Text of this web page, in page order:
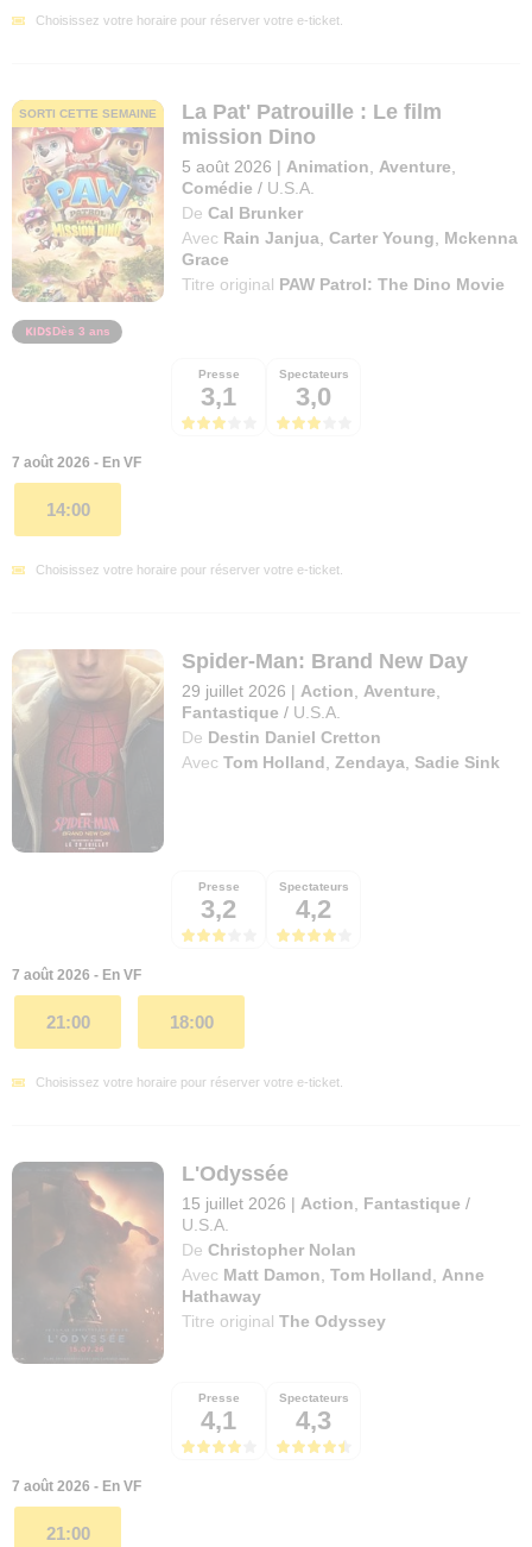
Choisissez votre horaire pour réserver votre e-ticket.
SORTI CETTE SEMAINE
La Pat' Patrouille : Le film
mission Dino
5 août 2026 | Animation Aventure
Comédie / U.S.A.
De Cal Brunker
Avec Rain Janjua ,Carter Young
Mckenna
Grace
Titre original PAW Patrol: The Dino Movie
Dès 3 ans
Presse
3,1
Spectateurs
3,0
7 août 2026 - En VF
14:00
Choisissez votre horaire pour réserver votre e-ticket.
Spider-Man: Brand New Day
29 juillet 2026 | Action Aventure
Fantastique / U.S.A.
De Destin Daniel Cretton
Avec Tom Holland ,Zendaya ,Sadie Sink
Presse
3,2
Spectateurs
4,2
7 août 2026 - En VF
21:00 18:00
Choisissez votre horaire pour réserver votre e-ticket.
L'Odyssée
15 juillet 2026 | Action Fantastique /
U.S.A.
De Christopher Nolan
Avec Matt Damon ,Tom Holland
Anne
Hathaway
Titre originalThe Odyssey
Presse
4,1
Spectateurs
4,3
7 août 2026 - En VF
21:00